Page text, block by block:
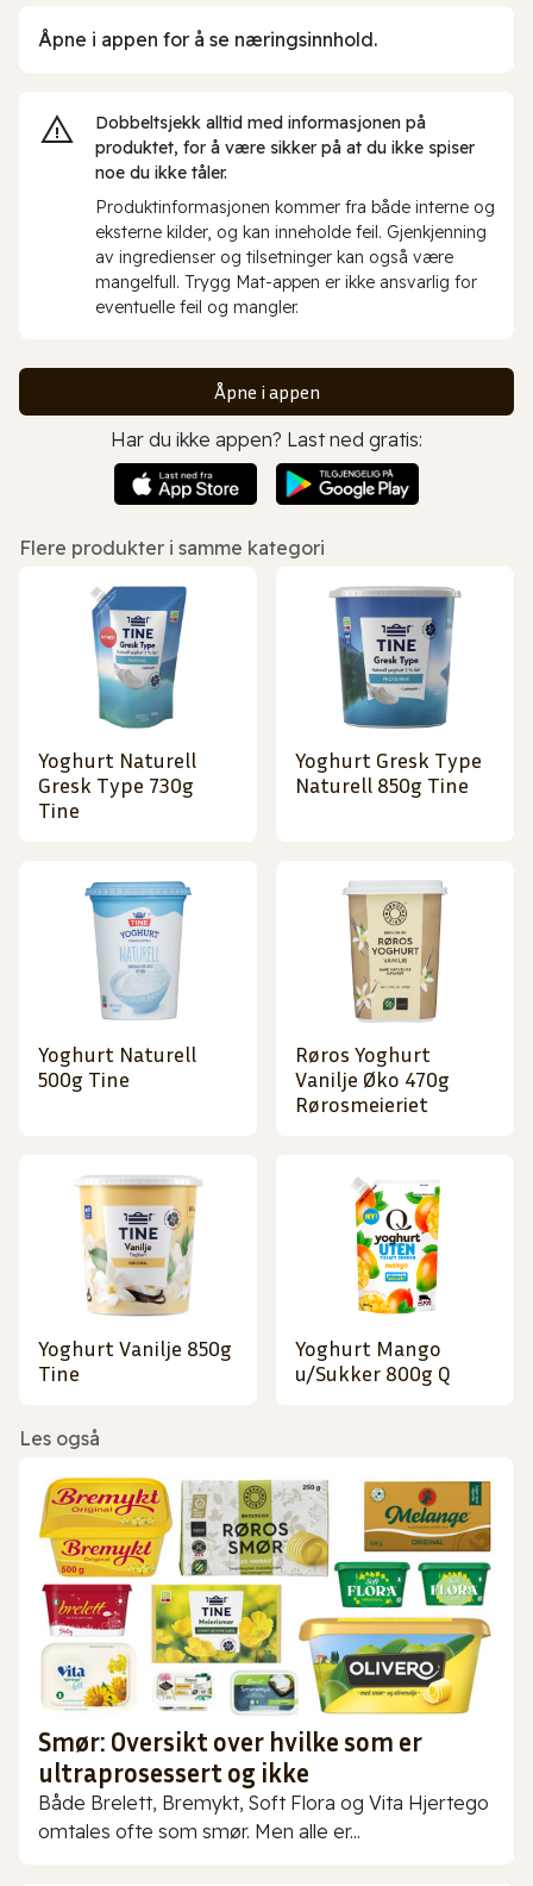
Åpne i appen for å se næringsinnhold.
Dobbeltsjekk alltid med informasjonen på
produktet, for å være sikker på at du ikke spiser
noe du ikke tåler.
Produktinformasjonen kommer fra både interne og
eksterne kilder, og kan inneholde feil. Gjenkjenning
av ingredienser og tilsetninger kan også være
mangelfull. Trygg Mat-appen er ikke ansvarlig for
eventuelle feil og mangler.
Åpne i appen
Har du ikke appen? Last ned gratis:
Flere produkter i samme kategori
Yoghurt Naturell
Gresk Type 730g
Tine
Yoghurt Gresk Type
Naturell 850g Tine
Yoghurt Naturell
500g Tine
Røros Yoghurt
Vanilje Øko 470g
Rørosmeieriet
Yoghurt Vanilje 850g
Tine
Yoghurt Mango
u/Sukker 800g Q
Les også
Smør: Oversikt over hvilke som er
ultraprosessert og ikke
Både Brelett, Bremykt, Soft Flora og Vita Hjertego
omtales ofte som smør. Men alle er...